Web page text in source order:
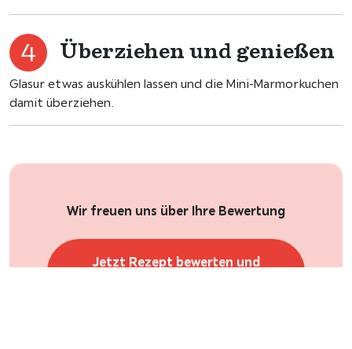
Überziehen und genießen
Glasur etwas auskühlen lassen und die Mini-Marmorkuchen
damit überziehen.
Wir freuen uns über Ihre Bewertung
Jetzt Rezept bewerten und